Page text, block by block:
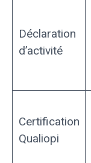
Déclaration
d’activité
Certification
Qualiopi